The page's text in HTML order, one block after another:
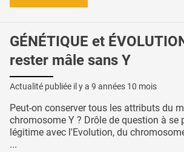
GÉNÉTIQUE et
rester mâle sans Y
Actualité publiée il y a 9 années 10 mois
Peut-on conserver tous les attributs du
chromosome Y ? Drôle de question à se
légitime avec l'Evolution, du
...